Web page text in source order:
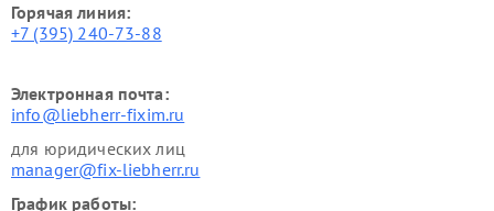
Горячая линия:
+7 (395) 240-73-88
Электронная почта:
info@liebherr-fixim.ru
для юридических лиц
manager@fix-liebherr.ru
График работы: